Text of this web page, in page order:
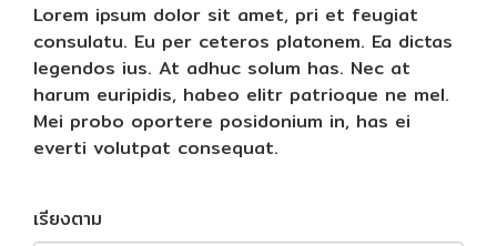
Lorem ipsum dolor sit amet, pri et feugiat
consulatu. Eu per ceteros platonem. Ea dictas
legendos ius. At adhuc solum has. Nec at
harum euripidis, habeo elitr patrioque ne mel.
Mei probo oportere posidonium in, has ei
everti volutpat consequat.
เรียงตาม